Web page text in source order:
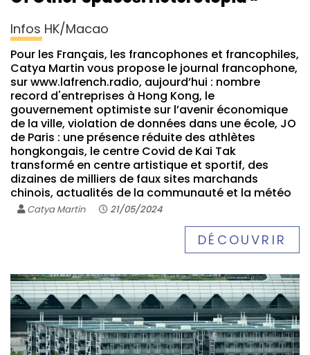
Infos HK/Macao
Pour les Français, les francophones et francophiles,
Catya Martin vous propose le journal francophone,
sur www.lafrench.radio, aujourd’hui : nombre
record d'entreprises à Hong Kong, le
gouvernement optimiste sur l’avenir économique
de la ville, violation de données dans une école, JO
de Paris : une présence réduite des athlètes
hongkongais, le centre Covid de Kai Tak
transformé en centre artistique et sportif, des
dizaines de milliers de faux sites marchands
chinois, actualités de la communauté et la météo
Catya Martin 21/05/2024
DÉCOUVRIR